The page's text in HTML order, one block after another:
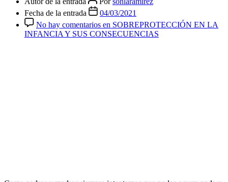
Fecha de la entrada
04/03/2021
No hay comentarios en SOBREPROTECCIÓN EN LA
INFANCIA Y SUS CONSECUENCIAS